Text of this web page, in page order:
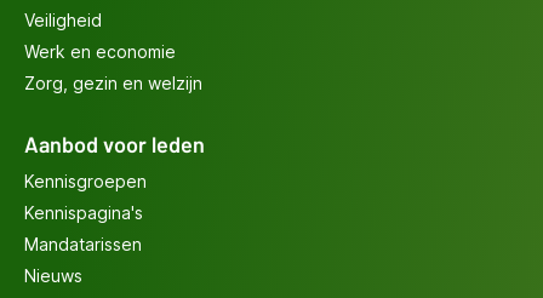
Veiligheid
Werk en economie
Zorg, gezin en welzijn
Aanbod voor leden
Kennisgroepen
Kennispagina's
Mandatarissen
Nieuws